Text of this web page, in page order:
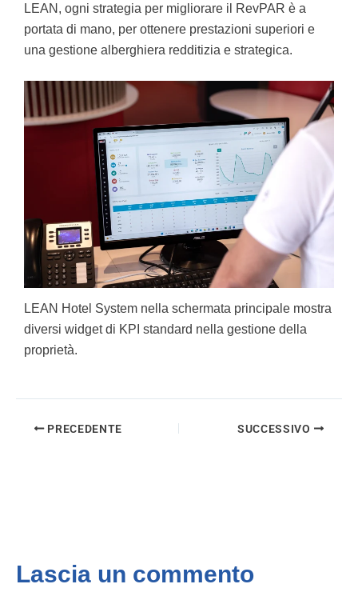
LEAN, ogni strategia per migliorare il RevPAR è a
portata di mano, per ottenere prestazioni superiori e
una gestione alberghiera redditizia e strategica.
LEAN Hotel System nella schermata principale mostra
diversi widget di KPI standard nella gestione della
proprietà.
PRECEDENTE SUCCESSIVO
Lascia un commento